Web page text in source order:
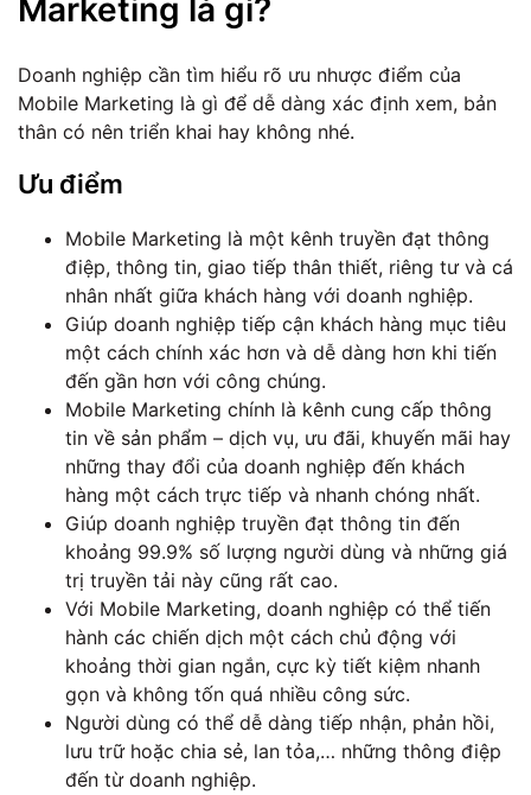
Marketing là gì?
Doanh nghiệp cần tìm hiểu rõ ưu nhược điểm của
Mobile Marketing là gì để dễ dàng xác định xem, bản
thân có nên triển khai hay không nhé.
Ưu điểm
Mobile Marketing là một kênh truyền đạt thông
điệp, thông tin, giao tiếp thân thiết, riêng tư và cá
nhân nhất giữa khách hàng với doanh nghiệp.
Giúp doanh nghiệp tiếp cận khách hàng mục tiêu
một cách chính xác hơn và dễ dàng hơn khi tiến
đến gần hơn với công chúng.
Mobile Marketing chính là kênh cung cấp thông
tin về sản phẩm – dịch vụ, ưu đãi, khuyến mãi hay
những thay đổi của doanh nghiệp đến khách
hàng một cách trực tiếp và nhanh chóng nhất.
Giúp doanh nghiệp truyền đạt thông tin đến
khoảng 99.9% số lượng người dùng và những giá
trị truyền tải này cũng rất cao.
Với Mobile Marketing, doanh nghiệp có thể tiến
hành các chiến dịch một cách chủ động với
khoảng thời gian ngắn, cực kỳ tiết kiệm nhanh
gọn và không tốn quá nhiều công sức.
Người dùng có thể dễ dàng tiếp nhận, phản hồi,
lưu trữ hoặc chia sẻ, lan tỏa,… những thông điệp
đến từ doanh nghiệp.